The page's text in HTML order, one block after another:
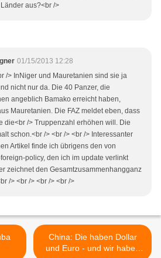
aus?<br />
01/15/2013 12:28
/> InNiger und Mauretanien sind sie ja
nicht nur da. Die 40 Panzer, die
angeblich Bamako erreicht haben,
Mauretanien. Die FAZ meldet eben, dass
die<br /> Truppenzahl erhöhen will. Die
schon.<br /> <br /> <br /> Interessanter
Artikel finde ich übrigens den von
policy, den ich im update verlinkt
zeichnet den Gesamtzusammenhangganz
/> <br /> <br /> <br />
China: Die haben Dollar
und Euro - und wir haben